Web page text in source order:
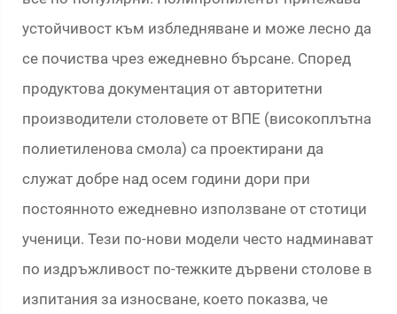
устойчивост към избледняване и може лесно да
се почиства чрез ежедневно бърсане. Според
продуктова документация от авторитетни
производители столовете от ВПЕ (високоплътна
полиетиленова смола) са проектирани да
служат добре над осем години дори при
постоянното ежедневно използване от стотици
ученици. Тези по-нови модели често надминават
по издръжливост по-тежките дървени столове в
изпитания за износване, което показва, че